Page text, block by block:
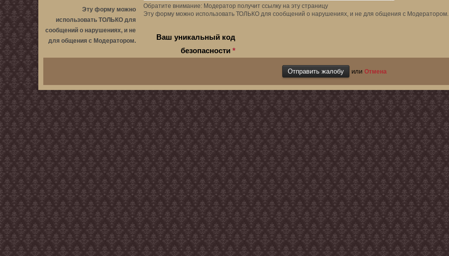
Эту форму можно
использовать ТОЛЬКО для
сообщений о нарушениях, и не
для общения с Модератором.
Обратите внимание: Модератор получит ссылку на эту страницу
Эту форму можно использовать ТОЛЬКО для сообщений о нарушениях, и не для общения с Модератором.
Ваш уникальный код
безопасности*
или Отмена